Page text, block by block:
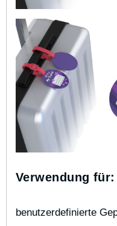
Verwendung für:
benutzerdefinierte